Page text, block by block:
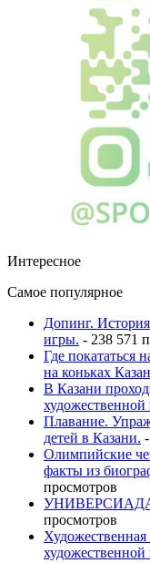
Интересное
Самое популярное
Допинг.
игры. - 238 571
Где покататься
на коньках
В Казани
художественной
Плавание.
детей в Казани.
Олимпийские
факты из
просмотров
просмотров